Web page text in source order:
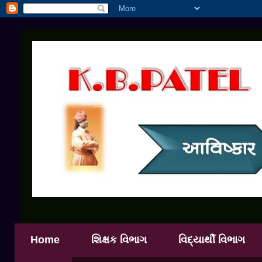
Home શિક્ષક વિભાગ વિદ્યાર્થી વિભાગ